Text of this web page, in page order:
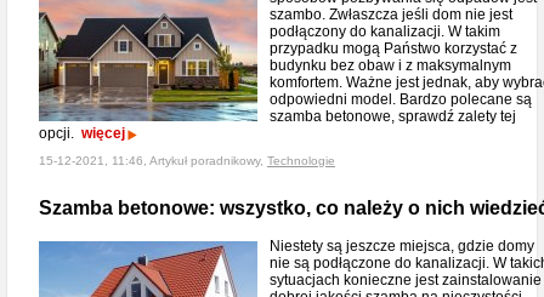
szambo. Zwłaszcza jeśli dom nie jest
podłączony do kanalizacji. W takim
przypadku mogą Państwo korzystać z
budynku bez obaw i z maksymalnym
komfortem. Ważne jest jednak, aby
odpowiedni model. Bardzo polecane są
szamba betonowe, sprawdź zalety tej
opcji. więcej
15-12-2021, 11:46, Artykuł poradnikowy, Technologie
Szamba betonowe: wszystko, co należy o nich
Niestety są jeszcze miejsca, gdzie domy
nie są podłączone do kanalizacji. W
sytuacjach konieczne jest zainstalowanie